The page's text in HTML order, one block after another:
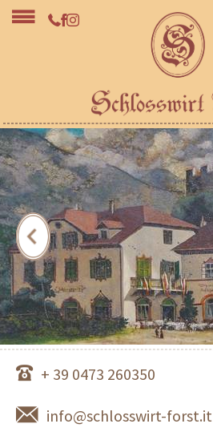
+ 39 0473 260350
info@schlosswirt-forst.it